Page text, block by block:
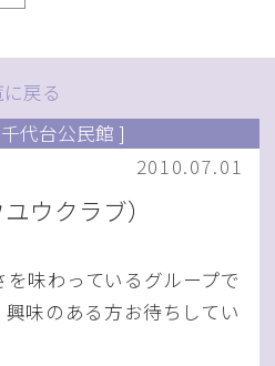
戻る
代台公民館 ]
2010.07.01
ウクラブ）
味わっているグループで
味のある方お待ちしてい